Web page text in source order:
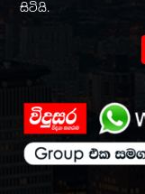
සිටියි.